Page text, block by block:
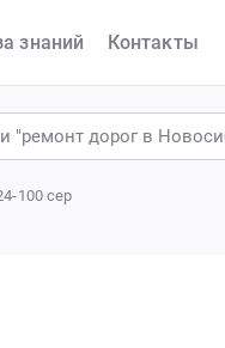
знаний Контакты
100 сер